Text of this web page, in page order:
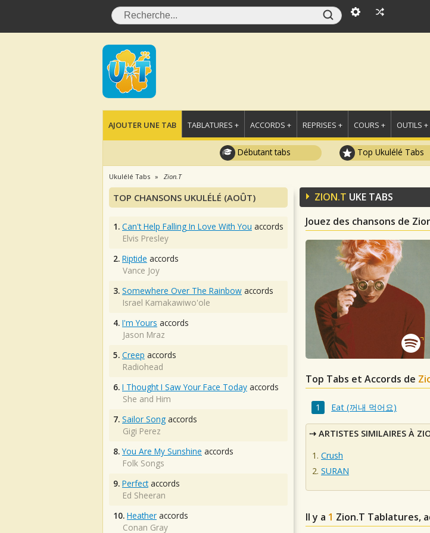
AJOUTER UNE TAB TABLATURES + ACCORDS + REPRISES + COURS + OUTILS +
Débutant tabs Top Ukulélé Tabs
Ukulélé Tabs Zion.T
ZION.T UKE TABS
Jouez des chansons de
Top Tabs et Accords de
Eat (꺼내 먹어요)
ARTISTES SIMILAIRES À
Crush
SURAN
Il y a 1 Zion.T Tablatures,
TOP CHANSONS UKULÉLÉ (AOÛT)
1. Can't Help Falling In Love With You accords
Elvis Presley
2. Riptide accords
Vance Joy
3. Somewhere Over The Rainbow accords
Israel Kamakawiwo'ole
4. I'm Yours accords
Jason Mraz
5. Creep accords
Radiohead
6. I Thought I Saw Your Face Today accords
She and Him
7. Sailor Song accords
Gigi Perez
8. You Are My Sunshine accords
Folk Songs
9. Perfectaccords
Ed Sheeran
10. Heather accords
Conan Gray